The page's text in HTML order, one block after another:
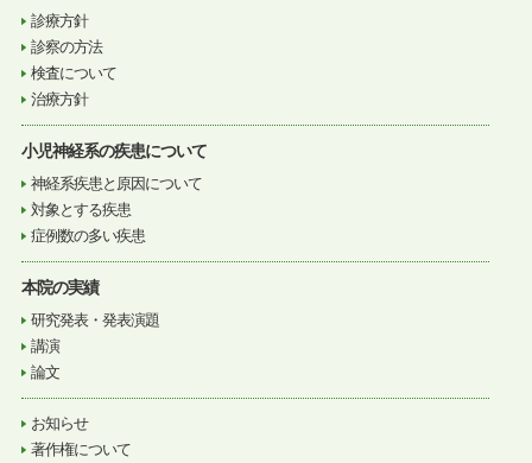
診療方針
診察の方法
検査について
治療方針
小児神経系の疾患について
神経系疾患と原因について
対象とする疾患
症例数の多い疾患
本院の実績
研究発表・発表演題
講演
論文
お知らせ
著作権について